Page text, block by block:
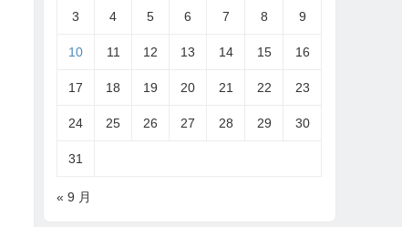
3 4 5 6 7 8 9
10 11 12 13 14 15 16
17 18 19 20 21 22 23
24 25 26 27 28 29 30
31
« 9 月